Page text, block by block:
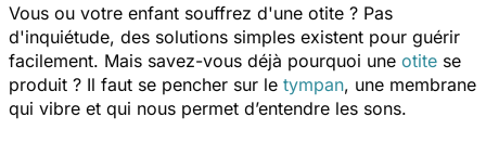
Vous ou votre enfant souffrez d'une otite ? Pas
d'inquiétude, des solutions simples existent pour guérir
facilement. Mais savez-vous déjà pourquoi une otite se
produit ? Il faut se pencher sur le tympan, une membrane
qui vibre et qui nous permet d’entendre les sons.